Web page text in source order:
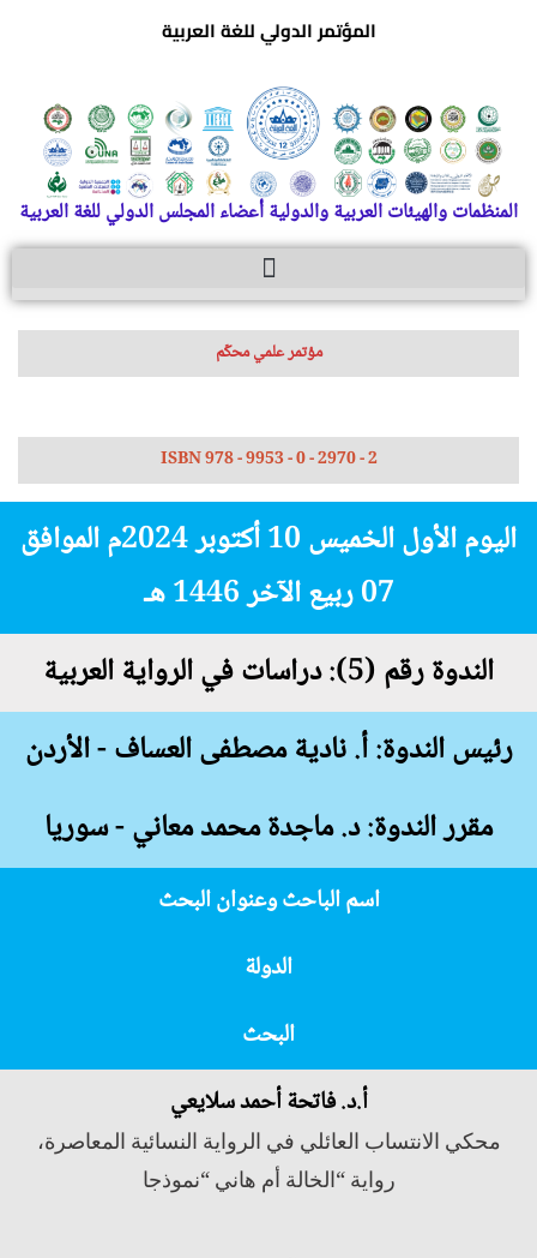
المؤتمر الدولي للغة العربية
المنظمات والهيئات العربية والدولية أعضاء المجلس الدولي للغة العربية
مؤتمر علمي محكّم
ISBN 978 - 9953 - 0 - 2970 - 2
اليوم الأول الخميس 10 أكتوبر 2024م الموافق
07 ربيع الآخر 1446 هـ
الندوة رقم (5): دراسات في الرواية العربية
رئيس الندوة: أ. نادية مصطفى العساف - الأردن
مقرر الندوة: د. ماجدة محمد معاني - سوريا
اسم الباحث وعنوان البحث
الدولة
البحث
أ.د. فاتحة أحمد سلايعي
محكي الانتساب العائلي في الرواية النسائية المعاصرة،
رواية “الخالة أم هاني “نموذجا